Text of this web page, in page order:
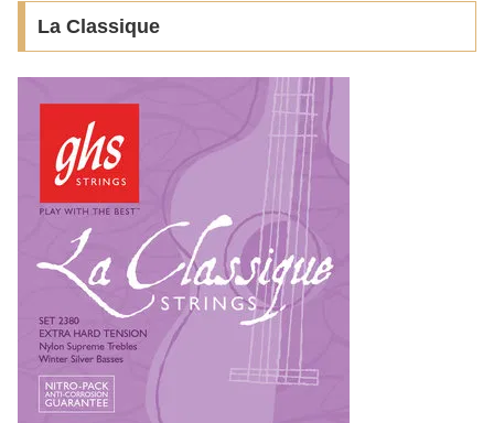
La Classique